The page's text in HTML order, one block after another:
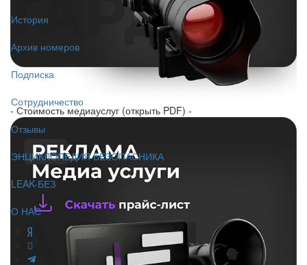
История
Архив номеров
Подписка
Сотрудничество
Отзывы
ЭНЦИКЛОПЕДИЯ БЕЗОПАСНИКА
LEAK-БЕЗ
О НАС
- Стоимость медиауслуг (открыть PDF) -